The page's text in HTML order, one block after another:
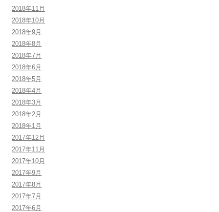
2018年11月
2018年10月
2018年9月
2018年8月
2018年7月
2018年6月
2018年5月
2018年4月
2018年3月
2018年2月
2018年1月
2017年12月
2017年11月
2017年10月
2017年9月
2017年8月
2017年7月
2017年6月